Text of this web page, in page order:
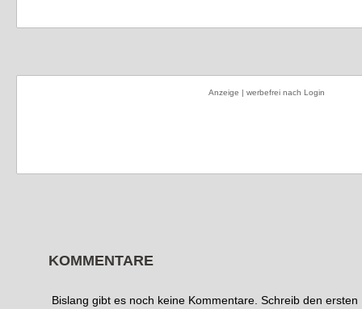
Anzeige | werbefrei nach Login
KOMMENTARE
Bislang gibt es noch keine Kommentare. Schreib den ersten